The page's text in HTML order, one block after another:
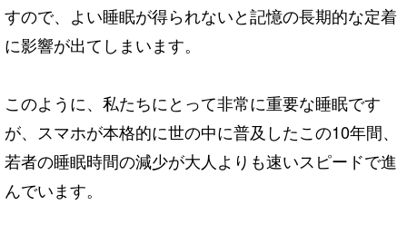
すので、よい睡眠が得られないと記憶の長期的な定着
に影響が出てしまいます。
このように、私たちにとって非常に重要な睡眠です
が、スマホが本格的に世の中に普及したこの10年間、
若者の睡眠時間の減少が大人よりも速いスピードで進
んでいます。